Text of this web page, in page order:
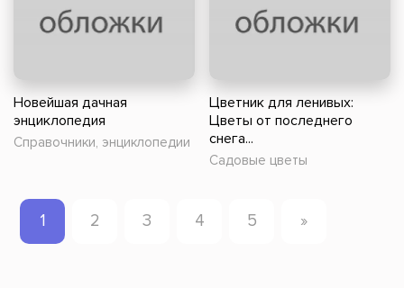
Новейшая дачная
энциклопедия
Справочники, энциклопедии
Цветник для ленивых:
Цветы от последнего
снега...
Садовые цветы
1 2 3 4 5 »